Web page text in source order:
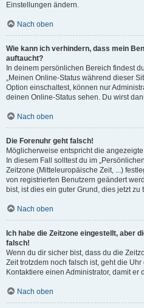
Einstellungen ändern.
Nach oben
Wie kann ich verhindern, dass mein
auftaucht?
In deinem persönlichen Bereich findest
„Meinen Online-Status während dieser
Option einschaltest, können nur
deinen Online-Status sehen. Du wirst
Nach oben
Die Forenuhr geht falsch!
Möglicherweise entspricht die
In diesem Fall solltest du im
Zeitzone (Mitteleuropäische Zeit, ...)
von registrierten Benutzern geändert
bist, ist dies ein guter Grund, dies jetzt zu
Nach oben
Ich habe die Zeitzone eingestellt, aber
falsch!
Wenn du dir sicher bist, dass du die
Zeit trotzdem noch falsch ist, geht die
Kontaktiere einen Administrator, damit er
Nach oben